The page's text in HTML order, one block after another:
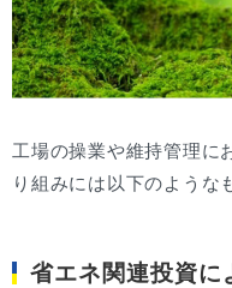
工場の操業や維持管理に
り組みには以下のような
省エネ関連投資に